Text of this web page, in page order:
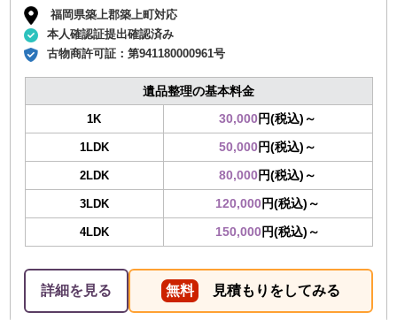
福岡県築上郡築上町対応
本人確認証提出確認済み
古物商許可証：第941180000961号
遺品整理の基本料金
1K 30,000円(税込)～
1LDK 50,000円(税込)～
2LDK 80,000円(税込)～
3LDK 120,000円(税込)～
4LDK 150,000円(税込)～
詳細を見る 無料 見積もりをしてみる